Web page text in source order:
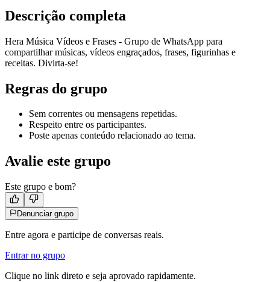
Descrição completa
Hera Música Vídeos e Frases - Grupo de WhatsApp para
compartilhar músicas, vídeos engraçados, frases, figurinhas e
receitas. Divirta‑se!
Regras do grupo
Sem correntes ou mensagens repetidas.
Respeito entre os participantes.
Poste apenas conteúdo relacionado ao tema.
Avalie este grupo
Este grupo e bom?
Denunciar grupo
Entre agora e participe de conversas reais.
Entrar no grupo
Clique no link direto e seja aprovado rapidamente.